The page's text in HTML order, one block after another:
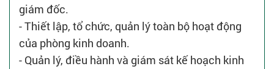
giám đốc.
- Thiết lập, tổ chức, quản lý toàn bộ hoạt động
của phòng kinh doanh.
- Quản lý, điều hành và giám sát kế hoạch kinh